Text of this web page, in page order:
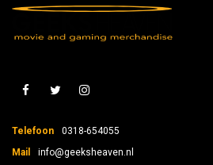
Telefoon
0318-654055
Mail
info@geeksheaven.nl